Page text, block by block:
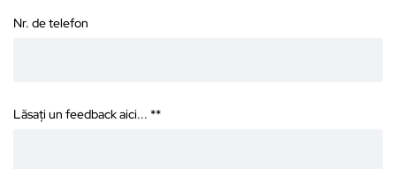
Nr. de telefon
Lăsați un feedback aici... **